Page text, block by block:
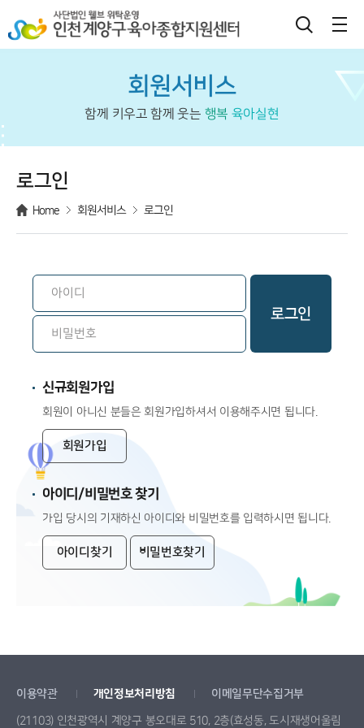
회원서비스
함께 키우고 함께 웃는 행복 육아실현
로그인
Home 회원서비스 로그인
신규회원가입
회원이 아니신 분들은 회원가입하셔서 이용해주시면 됩니다.
회원가입
아이디/비밀번호 찾기
가입 당시의 기재하신 아이디와 비밀번호를 입력하시면 됩니다.
아이디찾기 비밀번호찾기
이용약관 개인정보처리방침 이메일무단수집거부
(21103) 인천광역시 계양구 봉오대로 510, 2층(효성동, 도시재생어울림